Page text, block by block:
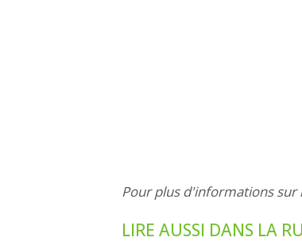
Pour plus d'informations sur
LIRE AUSSI DANS LA